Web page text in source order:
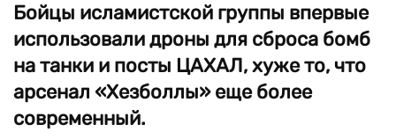
Бойцы исламистской группы впервые
использовали дроны для сброса бомб
на танки и посты ЦАХАЛ, хуже то, что
арсенал «Хезболлы» еще более
современный.